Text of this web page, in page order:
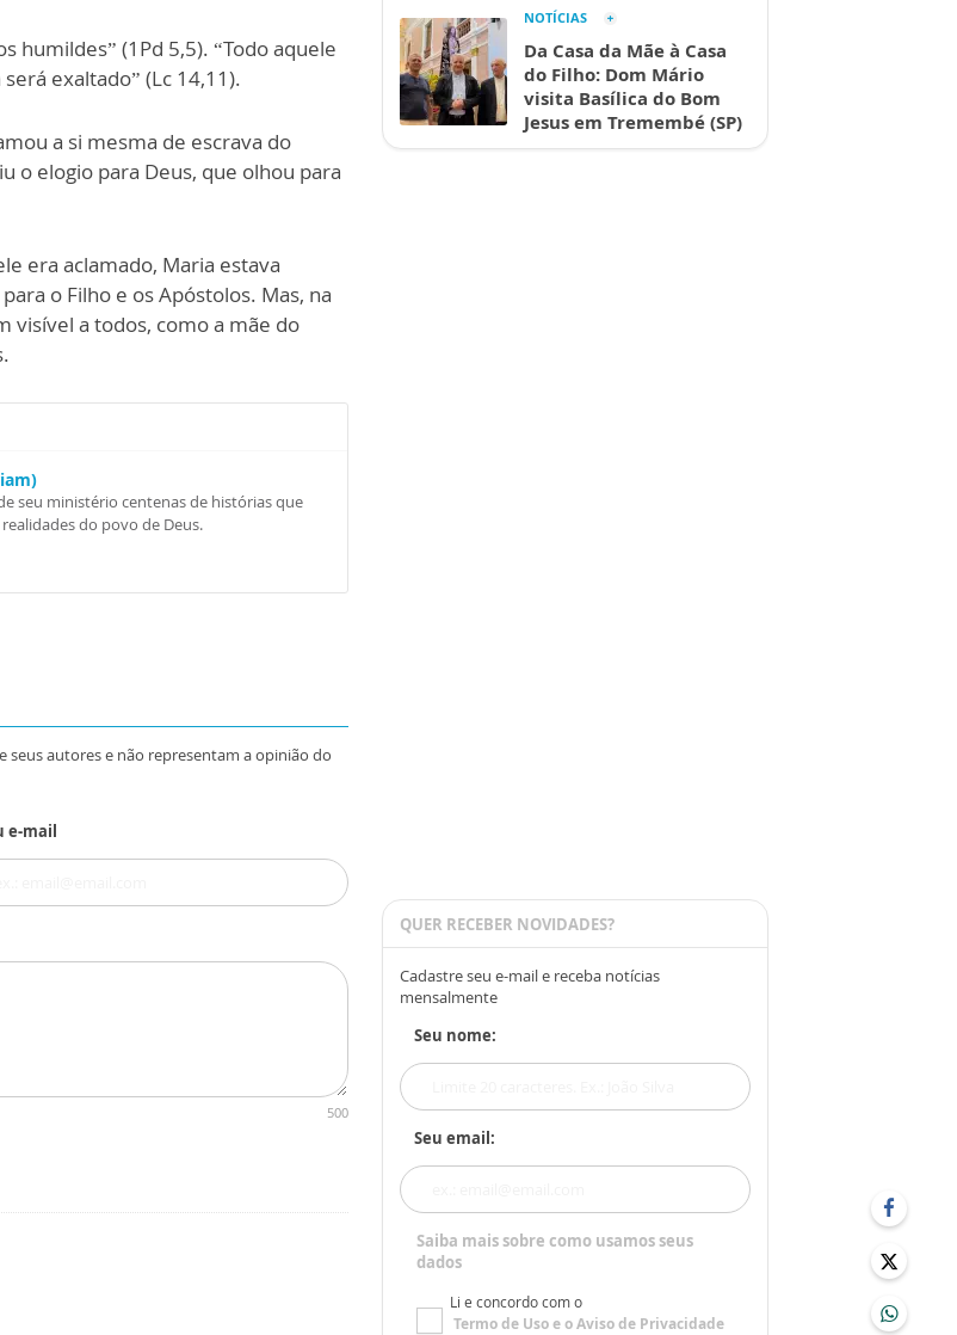
humildes” (1Pd 5,5). “Todo aquele
exaltado” (Lc 14,11).
a si mesma de escrava do
o elogio para Deus, que olhou para
era aclamado, Maria estava
o Filho e os Apóstolos. Mas, na
visível a todos, como a mãe do
seu ministério centenas de histórias que
do povo de Deus.
seus autores e não representam a opinião do
e-mail
500
NOTÍCIAS
Da Casa da Mãe à Casa
do Filho: Dom Mário
visita Basílica do Bom
Jesus em Tremembé (SP)
QUER RECEBER NOVIDADES?
Cadastre seu e-mail e receba notícias
mensalmente
Seu nome:
Seu email:
Saiba mais sobre como usamos seus
dados
Li e concordo com o
Termo de Usoe oAviso de Privacidade